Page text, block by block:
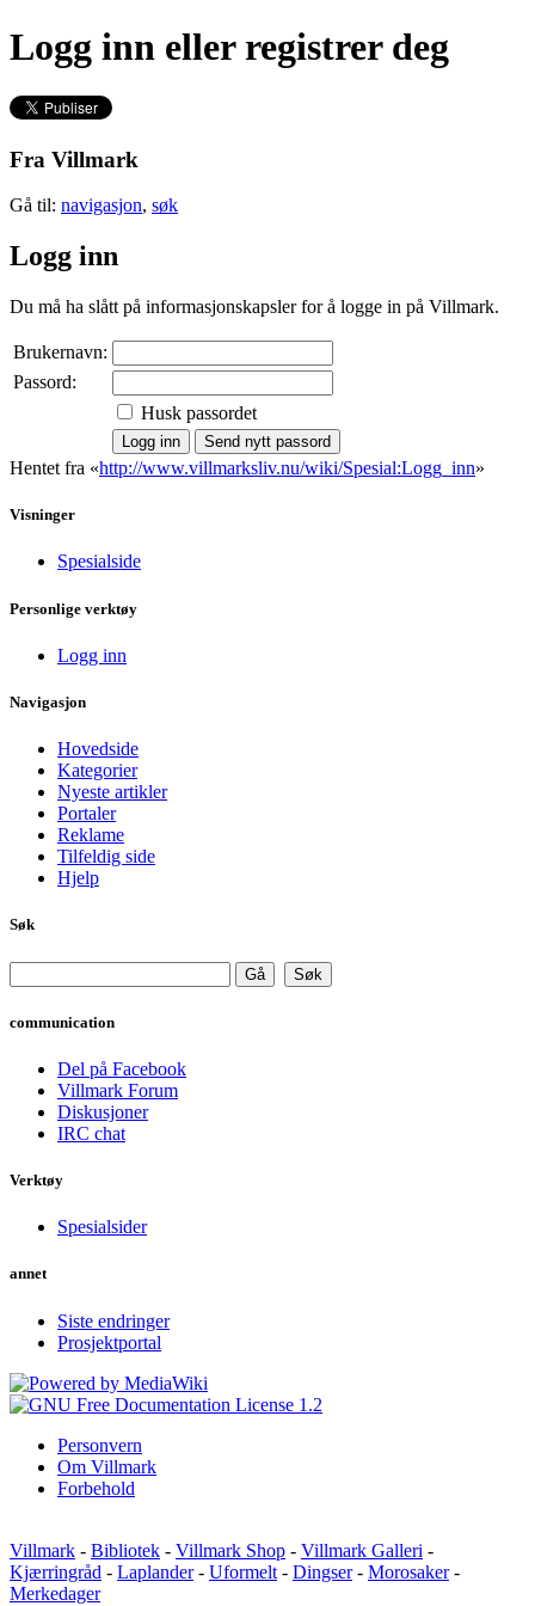
Logg inn eller registrer deg
Fra Villmark
Gå til: navigasjon, søk
Logg inn
Du må ha slått på informasjonskapsler for å logge in på Villmark.
Brukernavn:
Passord:
Husk passordet
Hentet fra «http://www.villmarksliv.nu/wiki/Spesial:Logg_inn»
Visninger
Spesialside
Personlige verktøy
Logg inn
Navigasjon
Hovedside
Kategorier
Nyeste artikler
Portaler
Reklame
Tilfeldig side
Hjelp
Søk
communication
Del på Facebook
Villmark Forum
Diskusjoner
IRC chat
Verktøy
Spesialsider
annet
Siste endringer
Prosjektportal
Personvern
Om Villmark
Forbehold
Villmark - Bibliotek - Villmark Shop - Villmark Galleri -
Kjærringråd - Laplander- Uformelt - Dingser- Morosaker-
Merkedager